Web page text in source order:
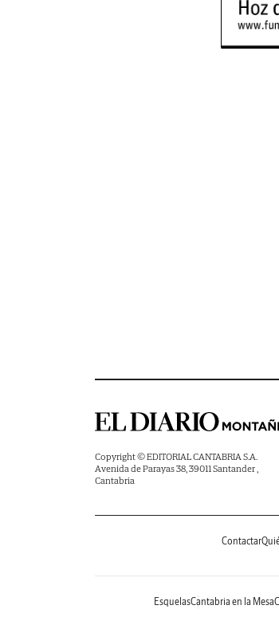
Copyright © EDITORIAL CANTABRIA S.A.
Avenida de Parayas 38, 39011 Santander ,
Cantabria
Contactar
EsquelasCantabria en la Mesa